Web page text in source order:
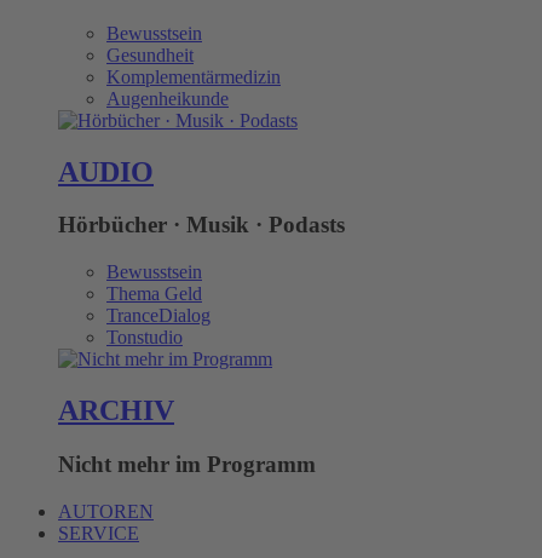
Bewusstsein
Gesundheit
Komplementärmedizin
Augenheikunde
AUDIO
Hörbücher · Musik · Podasts
Bewusstsein
Thema Geld
TranceDialog
Tonstudio
ARCHIV
Nicht mehr im Programm
AUTOREN
SERVICE